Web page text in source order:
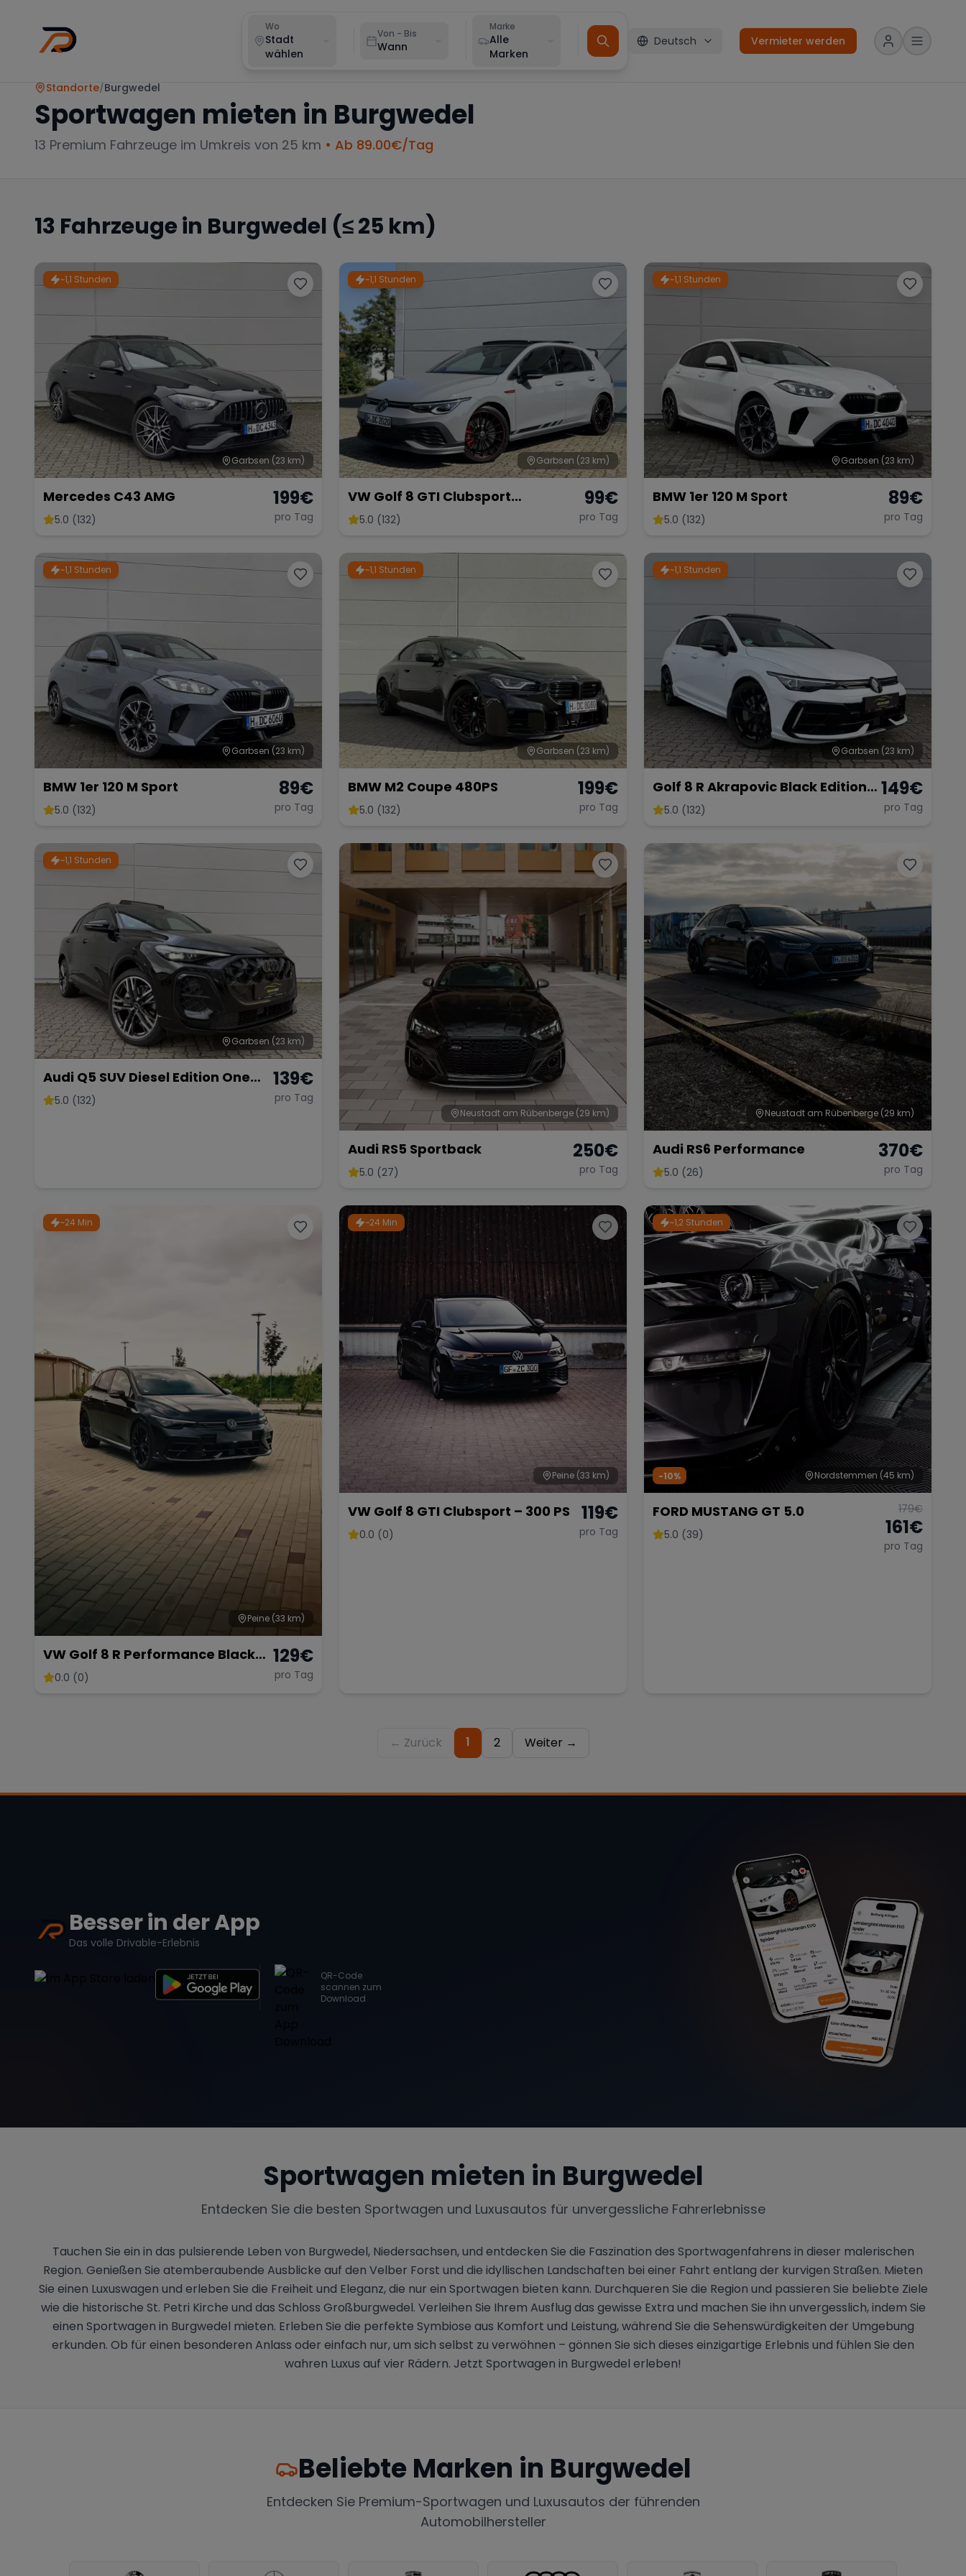
Wo
Stadt
wählen
Von - Bis
Wann
Marke
Alle
Marken
Deutsch Vermieter werden
Standorte/Burgwedel
Sportwagen mieten in Burgwedel
13 Premium Fahrzeuge im Umkreis von 25 km • Ab 89.00€/Tag
13 Fahrzeuge in Burgwedel (≤ 25 km)
~1,1 Stunden
Garbsen (23 km)
Mercedes C43 AMG
5.0 (132)
199€
pro Tag
~1,1 Stunden
Garbsen (23 km)
VW Golf 8 GTI Clubsport
Akrapovic
5.0 (132)
99€
pro Tag
~1,1 Stunden
Garbsen (23 km)
BMW 1er 120 M Sport
5.0 (132)
89€
pro Tag
~1,1 Stunden
Garbsen (23 km)
BMW 1er 120 M Sport
5.0 (132)
89€
pro Tag
~1,1 Stunden
Garbsen (23 km)
BMW M2 Coupe 480PS
5.0 (132)
199€
pro Tag
~1,1 Stunden
Garbsen (23 km)
Golf 8 R Akrapovic Black Edition
333PS
5.0 (132)
149€
pro Tag
~1,1 Stunden
Garbsen (23 km)
Audi Q5 SUV Diesel Edition One
Neu5.0 (132)
139€
pro Tag
Neustadt am Rübenberge (29 km)
Audi RS5 Sportback
5.0 (27)
250€
pro Tag
Neustadt am Rübenberge (29 km)
Audi RS6 Performance
5.0 (26)
370€
pro Tag
~24 Min
Peine (33 km)
VW Golf 8 R Performance Black
Edition – 333 PS Kraftpaket
0.0 (0)
129€
pro Tag
~24 Min
Peine (33 km)
VW Golf 8 GTI Clubsport – 300 PS
0.0 (0)
119€
pro Tag
~1,2 Stunden
Nordstemmen (45 km)
-10%
FORD MUSTANG GT 5.0
5.0 (39)
179€
161€
pro Tag
← Zurück 1 2 Weiter →
Besser in der App
Das volle Drivable-Erlebnis
QR-Code
scannen zum
Download
Sportwagen mieten in Burgwedel
Entdecken Sie die besten Sportwagen und Luxusautos für unvergessliche Fahrerlebnisse
Tauchen Sie ein in das pulsierende Leben von Burgwedel, Niedersachsen, und entdecken Sie die Faszination des Sportwagenfahrens in dieser malerischen
Region. Genießen Sie atemberaubende Ausblicke auf den Velber Forst und die idyllischen Landschaften bei einer Fahrt entlang der kurvigen Straßen. Mieten
Sie einen Luxuswagen und erleben Sie die Freiheit und Eleganz, die nur ein Sportwagen bieten kann. Durchqueren Sie die Region und passieren Sie beliebte Ziele
wie die historische St. Petri Kirche und das Schloss Großburgwedel. Verleihen Sie Ihrem Ausflug das gewisse Extra und machen Sie ihn unvergesslich, indem Sie
einen Sportwagen in Burgwedel mieten. Erleben Sie die perfekte Symbiose aus Komfort und Leistung, während Sie die Sehenswürdigkeiten der Umgebung
erkunden. Ob für einen besonderen Anlass oder einfach nur, um sich selbst zu verwöhnen – gönnen Sie sich dieses einzigartige Erlebnis und fühlen Sie den
wahren Luxus auf vier Rädern. Jetzt Sportwagen in Burgwedel erleben!
Beliebte Marken in Burgwedel
Entdecken Sie Premium-Sportwagen und Luxusautos der führenden
Automobilhersteller